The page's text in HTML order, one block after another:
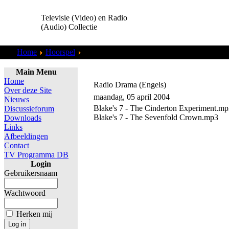
Televisie (Video) en Radio
(Audio) Collectie
Home Hoorspel
Main Menu
Home
Over deze Site
Nieuws
Discussieforum
Downloads
Links
Afbeeldingen
Contact
TV Programma DB
Login
Gebruikersnaam
Wachtwoord
Herken mij
Radio Drama (Engels)
maandag, 05 april 2004
Blake's 7 - The Cinderton
Blake's 7 - The Sevenfold Crown.mp3